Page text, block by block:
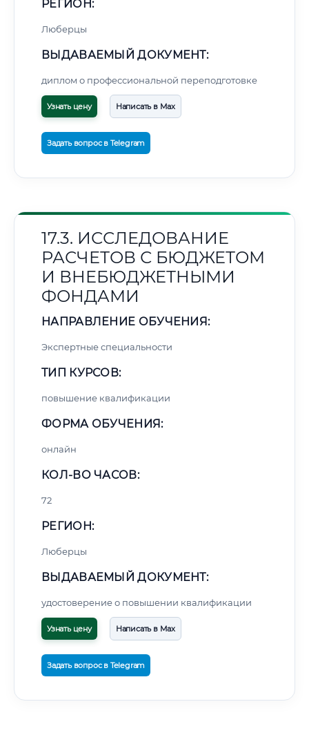
РЕГИОН:
Люберцы
ВЫДАВАЕМЫЙ ДОКУМЕНТ:
диплом о профессиональной переподготовке
Узнать цену Написать в Max
Задать вопрос в Telegram
17.3. ИССЛЕДОВАНИЕ
РАСЧЕТОВ С БЮДЖЕТОМ
И ВНЕБЮДЖЕТНЫМИ
ФОНДАМИ
НАПРАВЛЕНИЕ ОБУЧЕНИЯ:
Экспертные специальности
ТИП КУРСОВ:
повышение квалификации
ФОРМА ОБУЧЕНИЯ:
онлайн
КОЛ-ВО ЧАСОВ:
72
РЕГИОН:
Люберцы
ВЫДАВАЕМЫЙ ДОКУМЕНТ:
удостоверение о повышении квалификации
Узнать цену Написать в Max
Задать вопрос в Telegram